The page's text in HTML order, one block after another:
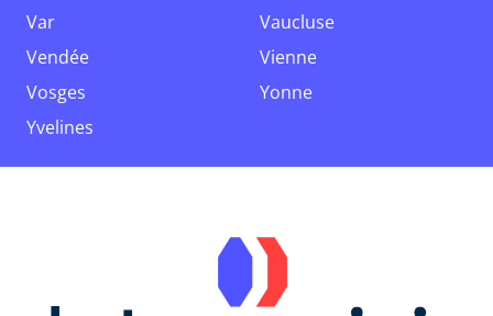
Var
Vaucluse
Vendée
Vienne
Vosges
Yonne
Yvelines